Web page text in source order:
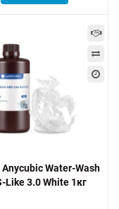
Water-Wash
Like 3.0 White 1кг